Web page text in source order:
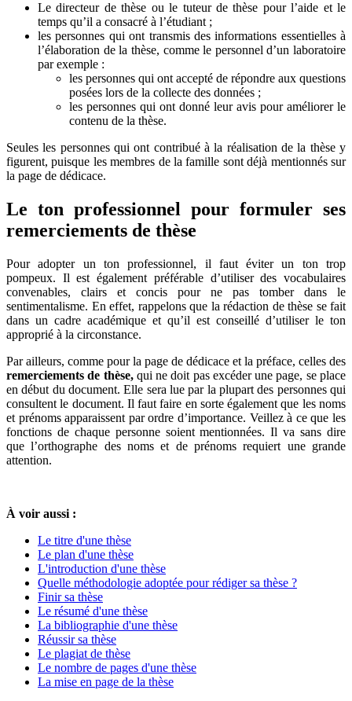
Le directeur de thèse ou le tuteur de thèse pour l’aide et le
temps qu’il a consacré à l’étudiant ;
les personnes qui ont transmis des informations essentielles à
l’élaboration de la thèse, comme le personnel d’un laboratoire
par exemple :
les personnes qui ont accepté de répondre aux questions
posées lors de la collecte des données ;
les personnes qui ont donné leur avis pour améliorer le
contenu de la thèse.
Seules les personnes qui ont contribué à la réalisation de la thèse y
figurent, puisque les membres de la famille sont déjà mentionnés sur
la page de dédicace.
Le ton professionnel pour formuler ses
remerciements de thèse
Pour adopter un ton professionnel, il faut éviter un ton trop
pompeux. Il est également préférable d’utiliser des vocabulaires
convenables, clairs et concis pour ne pas tomber dans le
sentimentalisme. En effet, rappelons que la rédaction de thèse se fait
dans un cadre académique et qu’il est conseillé d’utiliser le ton
approprié à la circonstance.
Par ailleurs, comme pour la page de dédicace et la préface, celles des
remerciements de thèse,qui ne doit pas excéder une page, se place
en début du document. Elle sera lue par la plupart des personnes qui
consultent le document. Il faut faire en sorte également que les noms
et prénoms apparaissent par ordre d’importance. Veillez à ce que les
fonctions de chaque personne soient mentionnées. Il va sans dire
que l’orthographe des noms et de prénoms requiert une grande
attention.
À voir aussi :
Le titre d'une thèse
Le plan d'une thèse
L'introduction d'une thèse
Quelle méthodologie adoptée pour rédiger sa thèse ?
Finir sa thèse
Le résumé d'une thèse
La bibliographie d'une thèse
Réussir sa thèse
Le plagiat de thèse
Le nombre de pages d'une thèse
La mise en page de la thèse